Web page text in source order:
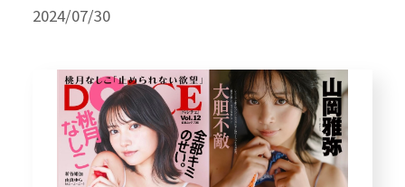
2024/07/30